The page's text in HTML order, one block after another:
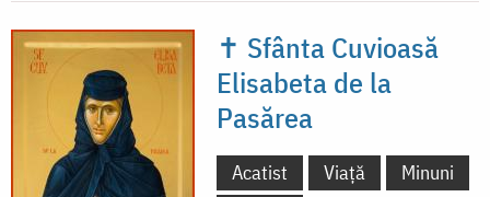
✝ Sfânta Cuvioasă
Elisabeta de la
Pasărea
Acatist Viață
Minuni